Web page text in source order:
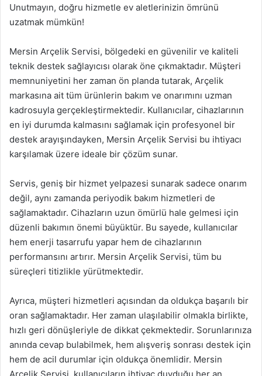
Unutmayın, doğru hizmetle ev aletlerinizin ömrünü
uzatmak mümkün!
Mersin Arçelik Servisi, bölgedeki en güvenilir ve kaliteli
teknik destek sağlayıcısı olarak öne çıkmaktadır. Müşteri
memnuniyetini her zaman ön planda tutarak, Arçelik
markasına ait tüm ürünlerin bakım ve onarımını uzman
kadrosuyla gerçekleştirmektedir. Kullanıcılar, cihazlarının
en iyi durumda kalmasını sağlamak için profesyonel bir
destek arayışındayken, Mersin Arçelik Servisi bu ihtiyacı
karşılamak üzere ideale bir çözüm sunar.
Servis, geniş bir hizmet yelpazesi sunarak sadece onarım
değil, aynı zamanda periyodik bakım hizmetleri de
sağlamaktadır. Cihazların uzun ömürlü hale gelmesi için
düzenli bakımın önemi büyüktür. Bu sayede, kullanıcılar
hem enerji tasarrufu yapar hem de cihazlarının
performansını artırır. Mersin Arçelik Servisi, tüm bu
süreçleri titizlikle yürütmektedir.
Ayrıca, müşteri hizmetleri açısından da oldukça başarılı bir
oran sağlamaktadır. Her zaman ulaşılabilir olmakla birlikte,
hızlı geri dönüşleriyle de dikkat çekmektedir. Sorunlarınıza
anında cevap bulabilmek, hem alışveriş sonrası destek için
hem de acil durumlar için oldukça önemlidir. Mersin